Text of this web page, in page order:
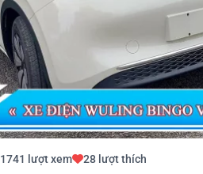
1741 lượt xem 28 lượt thích